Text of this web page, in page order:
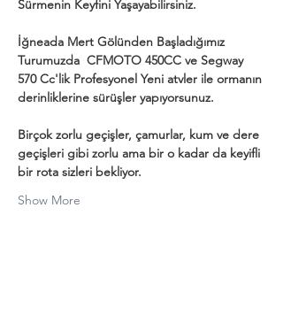
Sürmenin Keyfini Yaşayabilirsiniz.
İğneada Mert Gölünden Başladığımız
Turumuzda  CFMOTO 450CC ve Segway
570 Cc'lik Profesyonel Yeni atvler ile ormanın
derinliklerine sürüşler yapıyorsunuz.
Birçok zorlu geçişler, çamurlar, kum ve dere
geçişleri gibi zorlu ama bir o kadar da keyifli
bir rota sizleri bekliyor.
Show More